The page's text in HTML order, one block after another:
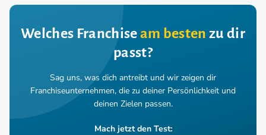
Welches Franchiseam besten zu dir
passt?
Sag uns, was dich antreibt und wir zeigen dir
Franchiseunternehmen, die zu deiner Persönlichkeit und
deinen Zielen passen.
Mach jetzt den Test: